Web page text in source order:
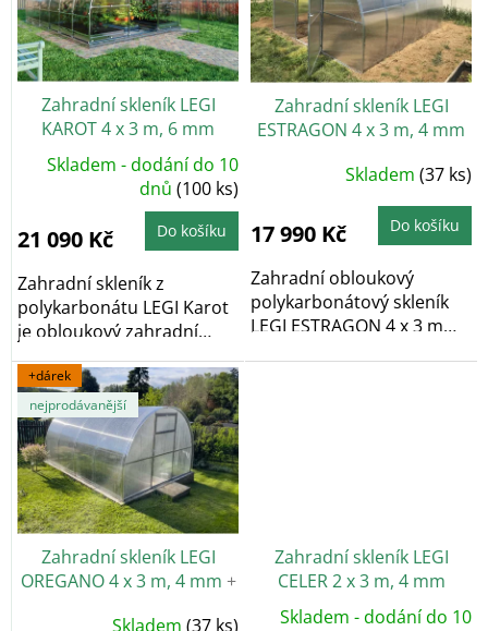
s
p
r
o
Zahradní skleník LEGI
KAROT 4 x 3 m, 6 mm
Skladem - dodání do 10
dnů (100 ks)
21 090 Kč Do košíku
Zahradní skleník z
polykarbonátu LEGI Karot
je obloukový zahradní
skleník, který díky...
Zahradní skleník LEGI
ESTRAGON 4 x 3 m, 4 mm
v hodnotě 700 Kč ZDARMA
Průměrné
hodnocení
4,7
z
hvězdiček.
Skladem(37 ks)
17 990 Kč Do košíku
Zahradní obloukový
polykarbonátový skleník
LEGI ESTRAGON 4 x 3 m
+dárek
nejprodávanější
Zahradní skleník LEGI
OREGANO 4 x 3 m, 4 mm +
PrůměrnéSkladem(37 ks)
Zahradní skleník LEGI
CELER 2 x 3 m, 4 mm
Skladem - dodání do 10